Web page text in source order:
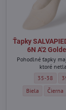
Ťapky
6N A'2
Pohodlné ťapky
ktoré
Ťapky
35-38
Ťapky
Biela Ťapky
Čierna